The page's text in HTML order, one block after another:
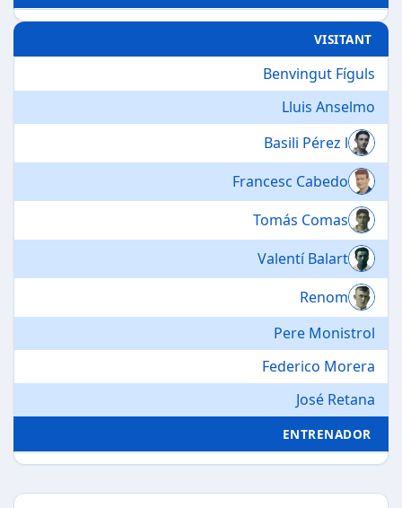
VISITANT
Benvingut Fíguls
Lluis Anselmo
Basili Pérez l
Francesc Cabedo
Tomás Comas
Valentí Balart
Renom
Pere Monistrol
Federico Morera
José Retana
ENTRENADOR